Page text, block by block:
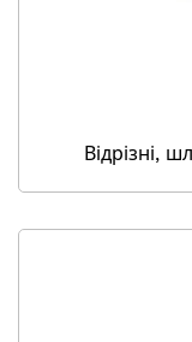
Відрізні,